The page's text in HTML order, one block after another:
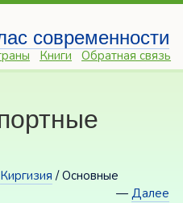
современности
Книги Обратная связь
Киргизия / Основные
—Далее